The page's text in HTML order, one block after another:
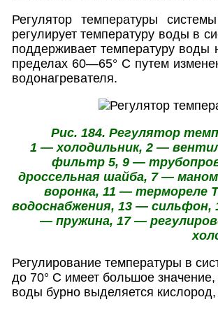
Регулятор температуры
регулирует температуру воды в
поддерживает температуру воды
пределах 60—65° С путем
водонагревателя.
Рис. 184. Регулятор
1 — холодильник, 2 —
фильтр 5, 9 —
дроссельная шайба, 7 —
воронка, 11 — термореле
водоснабжения, 13 — сильфон,
— пружина, 17 —
Регулирование температуры в
до 70° С имеет большое
воды бурно выделяется